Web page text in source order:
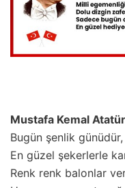
Mustafa Kemal
Bugün şenlik
En güzel şekerlerle
Renk renk balonlar